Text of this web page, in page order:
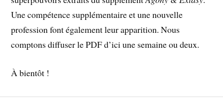
Une compétence supplémentaire et une nouvelle
profession font également leur apparition. Nous
comptons diffuser le PDF d’ici une semaine ou deux.
À bientôt !